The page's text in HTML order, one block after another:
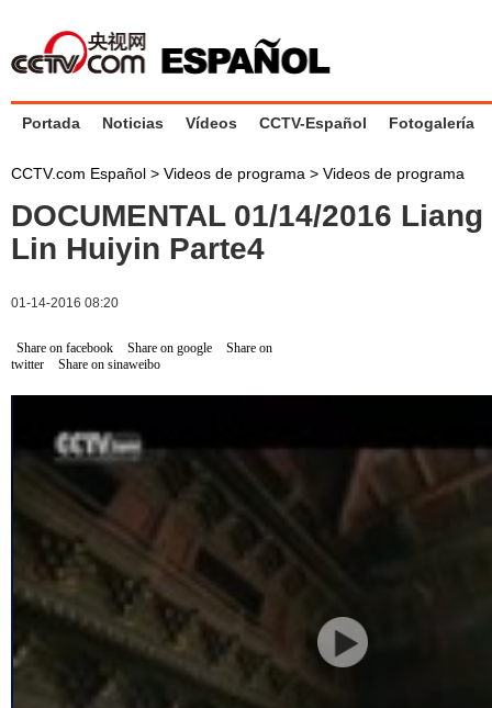
Portada Noticias Vídeos CCTV-Español Fotogalería
CCTV.com Español > Videos de programa > Videos de programa
DOCUMENTAL 01/14/2016
Lin Huiyin Parte4
01-14-2016 08:20
Share on facebook Share on google
Share on
twitter
Share on sinaweibo